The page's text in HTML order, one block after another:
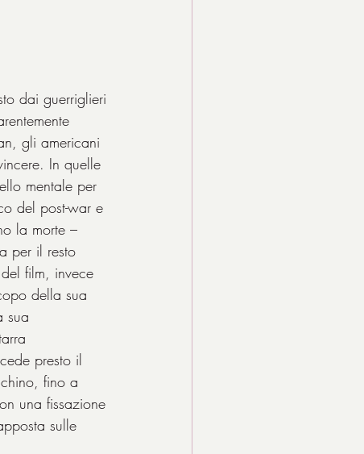
dai guerriglieri
gli americani
In quelle
mentale per
del post-war e
la morte –
per il resto
film, invece
della sua
sua
presto il
fino a
una fissazione
sulle